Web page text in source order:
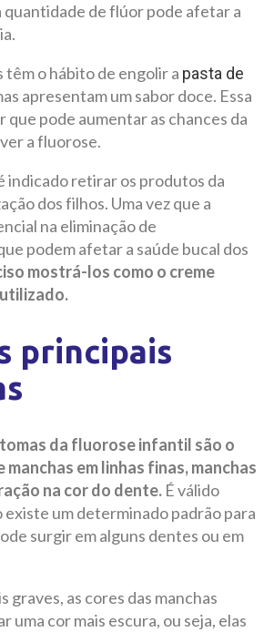
quantidade de flúor pode afetar a
têm o hábito de engolir a pasta de
apresentam um sabor doce. Essa
que pode aumentar as chances da
a fluorose.
indicado retirar os produtos da
dos filhos. Uma vez que a
na eliminação de
podem afetar a saúde bucal dos
mostrá-los como o creme
principais
da fluorose infantil são o
em linhas finas, manchas
na cor do dente. É válido
existe um determinado padrão para
surgir em alguns dentes ou em
graves, as cores das manchas
uma cor mais escura, ou seja, elas